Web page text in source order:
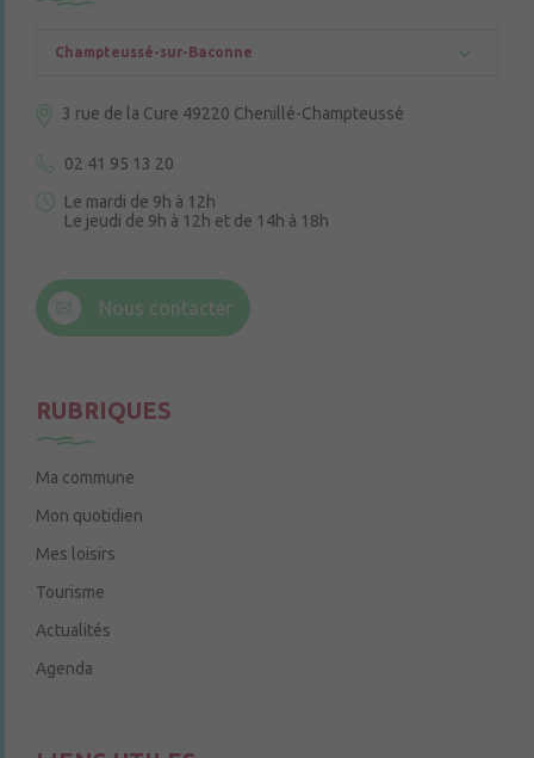
Champteussé-sur-Baconne
3 rue de la Cure 49220 Chenillé-Champteussé
02 41 95 13 20
Le mardi de 9h à 12h
Le jeudi de 9h à 12h et de 14h à 18h
Nous contacter
RUBRIQUES
Ma commune
Mon quotidien
Mes loisirs
Tourisme
Actualités
Agenda